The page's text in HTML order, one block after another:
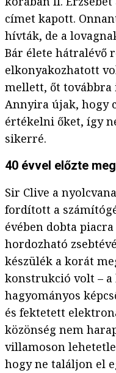
címet kapott.
hívták, de a
Bár élete hátralévő
elkonyakozhatott
mellett, őt
Annyira újak, hogy
értékelni őket, így
sikerré.
40 évvel előzte
Sir Clive a
fordított a
évében dobta
hordozható
készülék a korát
konstrukció volt – a
hagyományos
és fektetett
közönség nem
villamoson
hogy ne találjon el